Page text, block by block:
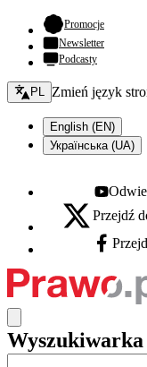
Promocje- otwiera
Newsletter
Podcasty
Zmień język - bieżący:
PL Zmień język
English (EN)
Українська (UA)
Youtube -
X - otwiera się w
Przejdź
Facebook -
Wyszukiwarka